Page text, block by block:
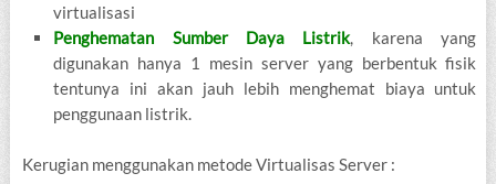
virtualisasi
Penghematan Sumber Daya Listrik, karena yang
digunakan hanya 1 mesin server yang berbentuk fisik
tentunya ini akan jauh lebih menghemat biaya untuk
penggunaan listrik.
Kerugian menggunakan metode Virtualisas Server :